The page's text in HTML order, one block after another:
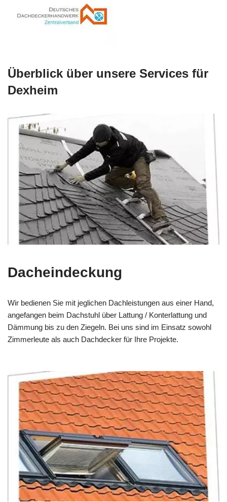
Überblick über unsere Services für
Dexheim
Dacheindeckung
Wir bedienen Sie mit jeglichen Dachleistungen aus einer Hand,
angefangen beim Dachstuhl über Lattung / Konterlattung und
Dämmung bis zu den Ziegeln. Bei uns sind im Einsatz sowohl
Zimmerleute als auch Dachdecker für Ihre Projekte.